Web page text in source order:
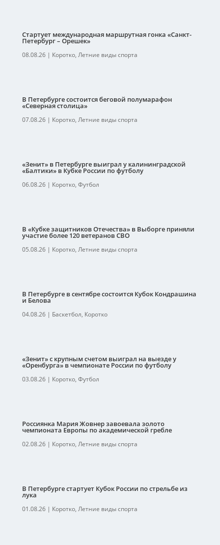
Стартует международная маршрутная гонка «Санкт-
Петербург – Орешек»
08.08.26| Коротко, Летние виды спорта
В Петербурге состоится беговой полумарафон
«Северная столица»
07.08.26| Коротко, Летние виды спорта
«Зенит» в Петербурге выиграл у калининградской
«Балтики» в Кубке России по футболу
06.08.26| Коротко, Футбол
В «Кубке защитников Отечества» в Выборге приняли
участие более 120 ветеранов СВО
05.08.26| Коротко, Летние виды спорта
В Петербурге в сентябре состоится Кубок Кондрашина
и Белова
04.08.26| Баскетбол, Коротко
«Зенит» с крупным счетом выиграл на выезде у
«Оренбурга» в чемпионате России по футболу
03.08.26| Коротко, Футбол
Россиянка Мария Жовнер завоевала золото
чемпионата Европы по академической гребле
02.08.26| Коротко, Летние виды спорта
В Петербурге стартует Кубок России по стрельбе из
лука
01.08.26| Коротко, Летние виды спорта